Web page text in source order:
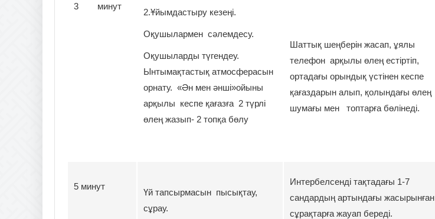
3 минут
2.Ұйымдастыру кезеңі.
Оқушылармен сәлемдесу.
Оқушыларды түгендеу.
Ынтымақтастық атмосферасын
орнату. «Ән мен әнші»ойыны
арқылы кеспе қағазға 2 түрлі
өлең жазып- 2 топқа бөлу
Шаттық шеңберін жасап, ұялы
телефон арқылы өлең естіртіп,
ортадағы орындық үстінен кеспе
қағаздарын алып, қолындағы өлең
шумағы мен топтарға бөлінеді.
5 минут
Үй тапсырмасын пысықтау,
сұрау.
Интербелсенді тақтадағы 1-7
сандардың артындағы жасырынған
сұрақтарға жауап береді.